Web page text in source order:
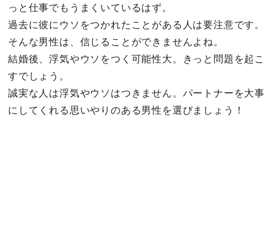
っと仕事でもうまくいているはず。
過去に彼にウソをつかれたことがある人は要注意です。
そんな男性は、信じることができませんよね。
結婚後、浮気やウソをつく可能性大。きっと問題を起こ
すでしょう。
誠実な人は浮気やウソはつきません。パートナーを大事
にしてくれる思いやりのある男性を選びましょう！